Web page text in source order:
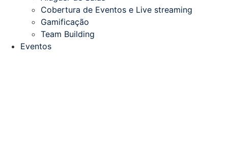
Cobertura de Eventos e Live streaming
Gamificação
Team Building
Eventos